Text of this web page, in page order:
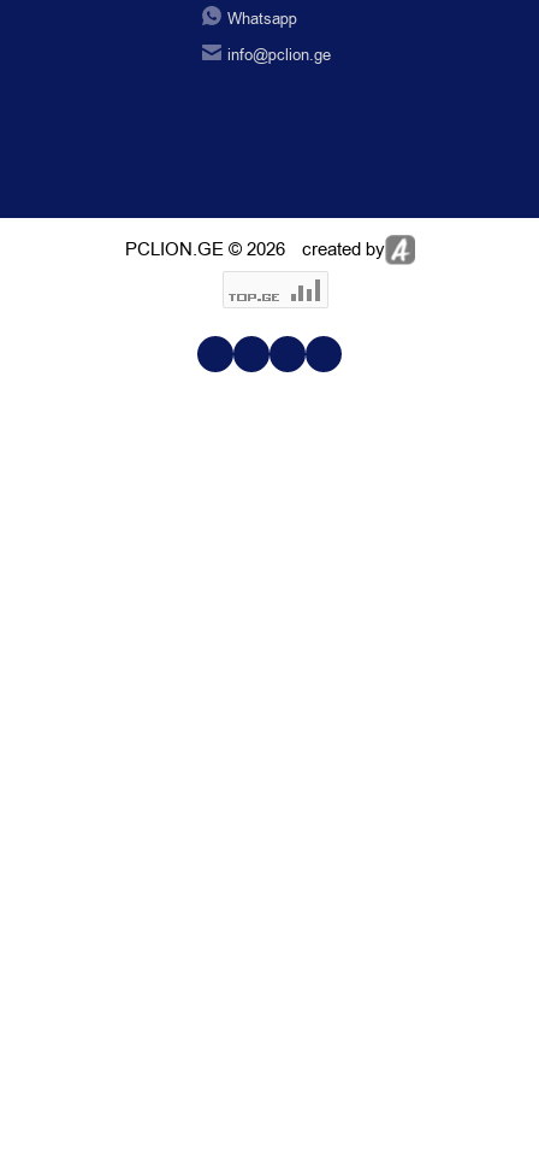
Whatsapp
info@pclion.ge
PCLION.GE © 2026 created by